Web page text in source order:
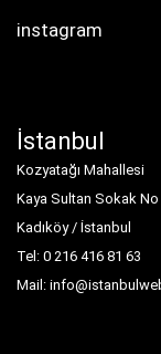
instagram
İstanbul
Kozyatağı Mahallesi
Kaya Sultan Sokak No
Kadıköy / İstanbul
Tel: 0 216 416 81 63
Mail: